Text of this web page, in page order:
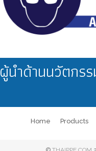
นำด้านนวัตกร
Home Products